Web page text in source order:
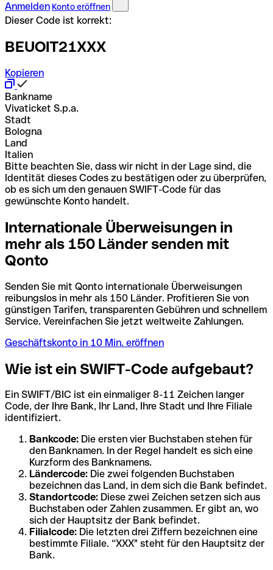
Anmelden Konto eröffnen
Dieser Code ist korrekt:
BEUOIT21XXX
Kopieren
Bankname
Vivaticket S.p.a.
Stadt
Bologna
Land
Italien
Bitte beachten Sie, dass wir nicht in der Lage sind, die
Identität dieses Codes zu bestätigen oder zu überprüfen,
ob es sich um den genauen SWIFT-Code für das
gewünschte Konto handelt.
Internationale Überweisungen in
mehr als 150 Länder senden mit
Qonto
Senden Sie mit Qonto internationale Überweisungen
reibungslos in mehr als 150 Länder. Profitieren Sie von
günstigen Tarifen, transparenten Gebühren und schnellem
Service. Vereinfachen Sie jetzt weltweite Zahlungen.
Geschäftskonto in 10 Min. eröffnen
Wie ist ein SWIFT-Code aufgebaut?
Ein SWIFT/BIC ist ein einmaliger 8-11 Zeichen langer
Code, der Ihre Bank, Ihr Land, Ihre Stadt und Ihre Filiale
identifiziert.
Bankcode: Die ersten vier Buchstaben stehen für
den Banknamen. In der Regel handelt es sich eine
Kurzform des Banknamens.
Ländercode: Die zwei folgenden Buchstaben
bezeichnen das Land, in dem sich die Bank befindet.
Standortcode: Diese zwei Zeichen setzen sich aus
Buchstaben oder Zahlen zusammen. Er gibt an, wo
sich der Hauptsitz der Bank befindet.
Filialcode: Die letzten drei Ziffern bezeichnen eine
bestimmte Filiale. “XXX" steht für den Hauptsitz der
Bank.